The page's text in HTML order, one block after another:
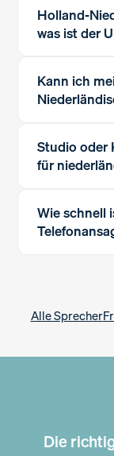
Holland-
was ist der
Kann ich
Studio oder
für
Wie schnell
Alle Sprecher
Die